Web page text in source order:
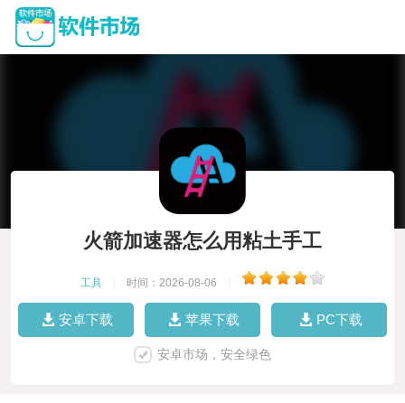
火箭加速器怎么用粘土手工
工具 时间：2026-08-06
安卓下载 苹果下载 PC下载
安卓市场，安全绿色